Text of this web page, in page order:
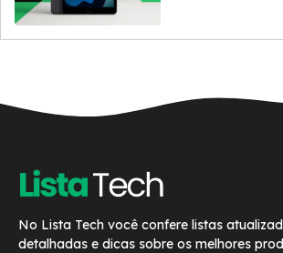
No Lista Tech você confere listas
detalhadas e dicas sobre os melhores